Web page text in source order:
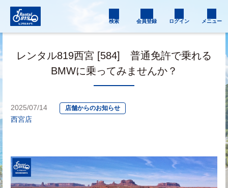
検索 会員登録 ログイン メニュー
レンタル819西宮 [584] 普通免許で乗れる
BMWに乗ってみませんか？
2025/07/14 店舗からのお知らせ
西宮店